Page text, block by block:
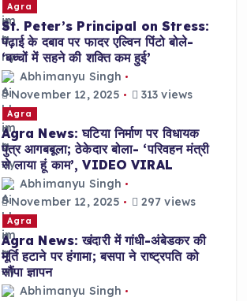
Agra
St. Peter’s Principal on Stress:
पढ़ाई के दबाव पर फादर एल्विन पिंटो बोले-
‘बच्चों में सहने की शक्ति कम हुई’
Abhimanyu Singh
November 12, 2025
313 views
Agra
Agra News: घटिया निर्माण पर विधायक
पुत्र आगबबूला; ठेकेदार बोला- ‘परिवहन मंत्री
से लाया हूं काम’, VIDEO VIRAL
Abhimanyu Singh
November 12, 2025
297 views
Agra
Agra News: खंदारी में गांधी-अंबेडकर की
मूर्ति हटाने पर हंगामा; बसपा ने राष्ट्रपति को
सौंपा ज्ञापन
Abhimanyu Singh